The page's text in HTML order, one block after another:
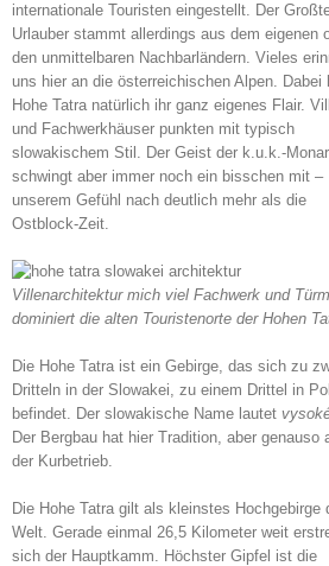
internationale Touristen eingestellt. Der
Urlauber stammt allerdings aus dem eigenen
den unmittelbaren Nachbarländern. Vieles
uns hier an die österreichischen Alpen. Dabei
Hohe Tatra natürlich ihr ganz eigenes Flair.
und Fachwerkhäuser punkten mit typisch
slowakischem Stil. Der Geist der k.u.k.-
schwingt aber immer noch ein bisschen mit –
unserem Gefühl nach deutlich mehr als die
Ostblock-Zeit.
Villenarchitektur mich viel Fachwerk und
dominiert die alten Touristenorte der Hohen
Die Hohe Tatra ist ein Gebirge, das sich zu
Dritteln in der Slowakei, zu einem Drittel in
befindet. Der slowakische Name lautet
Der Bergbau hat hier Tradition, aber genauso
der Kurbetrieb.
Die Hohe Tatra gilt als kleinstes Hochgebirge
Welt. Gerade einmal 26,5 Kilometer weit
sich der Hauptkamm. Höchster Gipfel ist die